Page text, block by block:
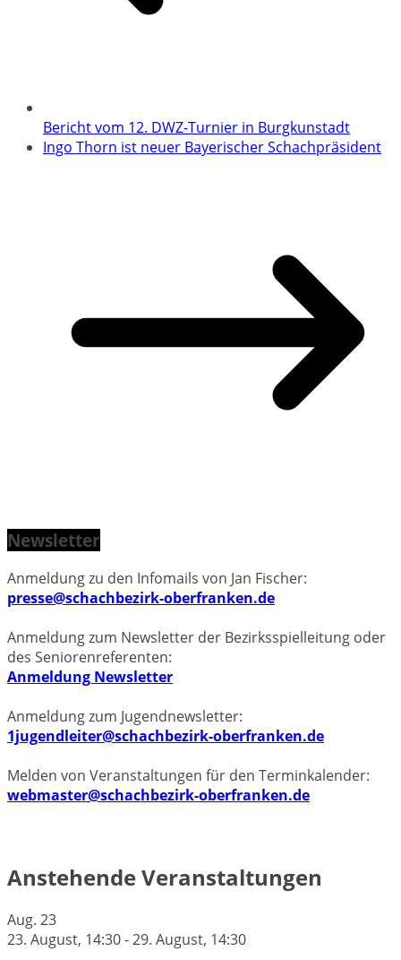
Bericht vom 12. DWZ-Turnier in Burgkunstadt
Ingo Thorn ist neuer Bayerischer Schachpräsident
Newsletter
Anmeldung zu den Infomails von Jan Fischer:
presse@schachbezirk-oberfranken.de
Anmeldung zum Newsletter der Bezirksspielleitung oder
des Seniorenreferenten:
Anmeldung Newsletter
Anmeldung zum Jugendnewsletter:
1jugendleiter@schachbezirk-oberfranken.de
Melden von Veranstaltungen für den Terminkalender:
webmaster@schachbezirk-oberfranken.de
Anstehende Veranstaltungen
Aug. 23
23. August, 14:30-29. August, 14:30